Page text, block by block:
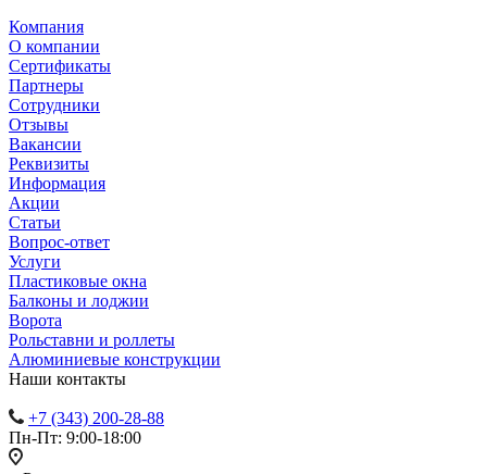
Компания
О компании
Сертификаты
Партнеры
Сотрудники
Отзывы
Вакансии
Реквизиты
Информация
Акции
Статьи
Вопрос-ответ
Услуги
Пластиковые окна
Балконы и лоджии
Ворота
Рольставни и роллеты
Алюминиевые конструкции
Наши контакты
+7 (343) 200-28-88
Пн-Пт: 9:00-18:00